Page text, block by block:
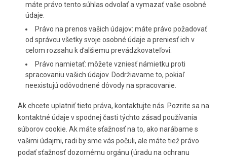
máte právo tento súhlas odvolať a vymazať vaše osobné
údaje.
Právo na prenos vašich údajov: máte právo požadovať
od správcu všetky svoje osobné údaje a preniesť ich v
celom rozsahu k ďalšiemu prevádzkovateľovi.
Právo namietať: môžete vzniesť námietku proti
spracovaniu vašich údajov. Dodržiavame to, pokiaľ
neexistujú odôvodnené dôvody na spracovanie.
Ak chcete uplatniť tieto práva, kontaktujte nás. Pozrite sa na
kontaktné údaje v spodnej časti týchto zásad používania
súborov cookie. Ak máte sťažnosť na to, ako narábame s
vašimi údajmi, radi by sme vás počuli, ale máte tiež právo
podať sťažnosť dozornému orgánu (úradu na ochranu